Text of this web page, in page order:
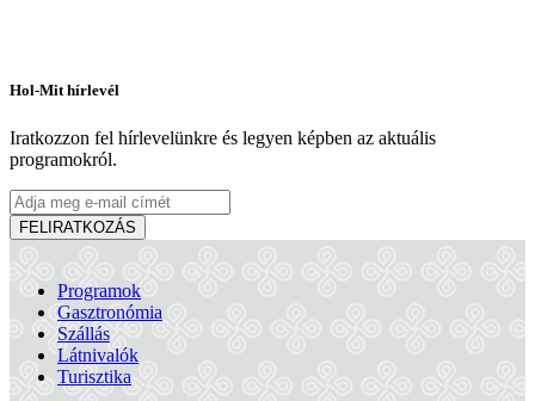
Hotel Amade Château
Hol-Mit hírlevél
Iratkozzon fel hírlevelünkre és legyen képben az aktuális
programokról.
FELIRATKOZÁS
Programok
Gasztronómia
Szállás
Látnivalók
Turisztika